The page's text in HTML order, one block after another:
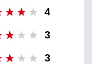
4
3
3